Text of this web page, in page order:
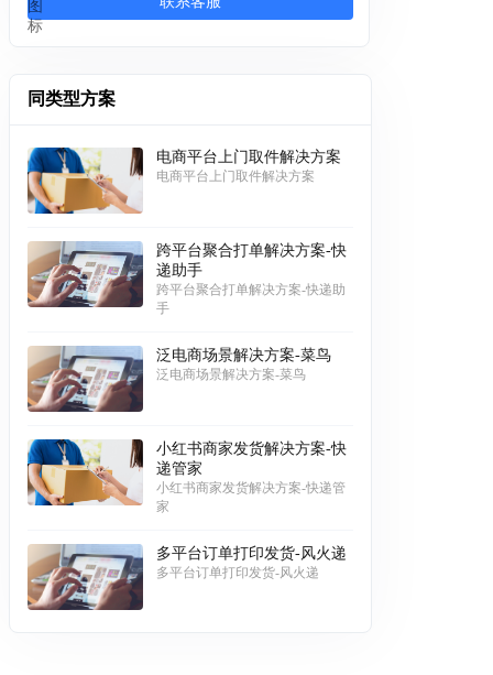
同类型方案
电商平台上门取件解决方案
电商平台上门取件解决方案
跨平台聚合打单解决方案-快
递助手
跨平台聚合打单解决方案-快递助
手
泛电商场景解决方案-菜鸟
泛电商场景解决方案-菜鸟
小红书商家发货解决方案-快
递管家
小红书商家发货解决方案-快递管
家
多平台订单打印发货-风火递
多平台订单打印发货-风火递